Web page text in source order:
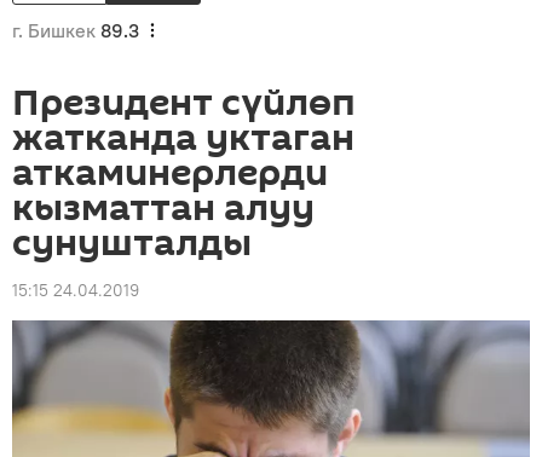
г. Бишкек 89.3
Президент сүйлөп
жатканда уктаган
аткаминерлерди
кызматтан алуу
сунушталды
15:15 24.04.2019